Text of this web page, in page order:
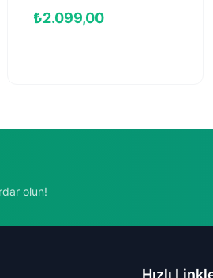
₺2.099,00
olun!
Hızlı